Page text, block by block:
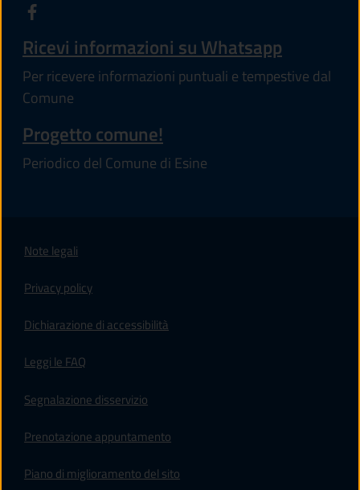
Ricevi informazioni su Whatsapp
Per ricevere informazioni puntuali e tempestive dal
Comune
Progetto comune!
Periodico del Comune di Esine
Note legali
Privacy policy
Dichiarazione di accessibilità
Leggi le FAQ
Segnalazione disservizio
Prenotazione appuntamento
Piano di miglioramento del sito